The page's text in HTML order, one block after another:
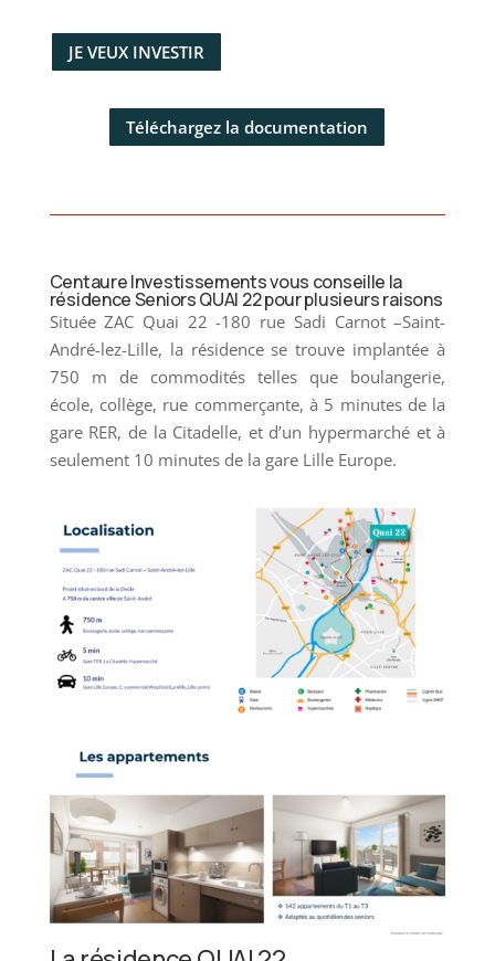
JE VEUX INVESTIR
Téléchargez la documentation
Centaure Investissements vous conseille la
résidence Seniors QUAI 22 pour plusieurs raisons
Située ZAC Quai 22 -180 rue Sadi Carnot –Saint-
André-lez-Lille, la résidence se trouve implantée à
750 m de commodités telles que boulangerie,
école, collège, rue commerçante, à 5 minutes de la
gare RER, de la Citadelle, et d’un hypermarché et à
seulement 10 minutes de la gare Lille Europe.